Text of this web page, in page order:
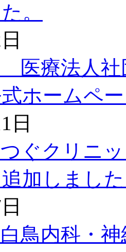
。
医療法人
ホームペ
日
ぐクリニッ
加しまし
鳥内科・神